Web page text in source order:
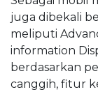
juga dibekali
meliputi
information
berdasarkan
canggih, fitur